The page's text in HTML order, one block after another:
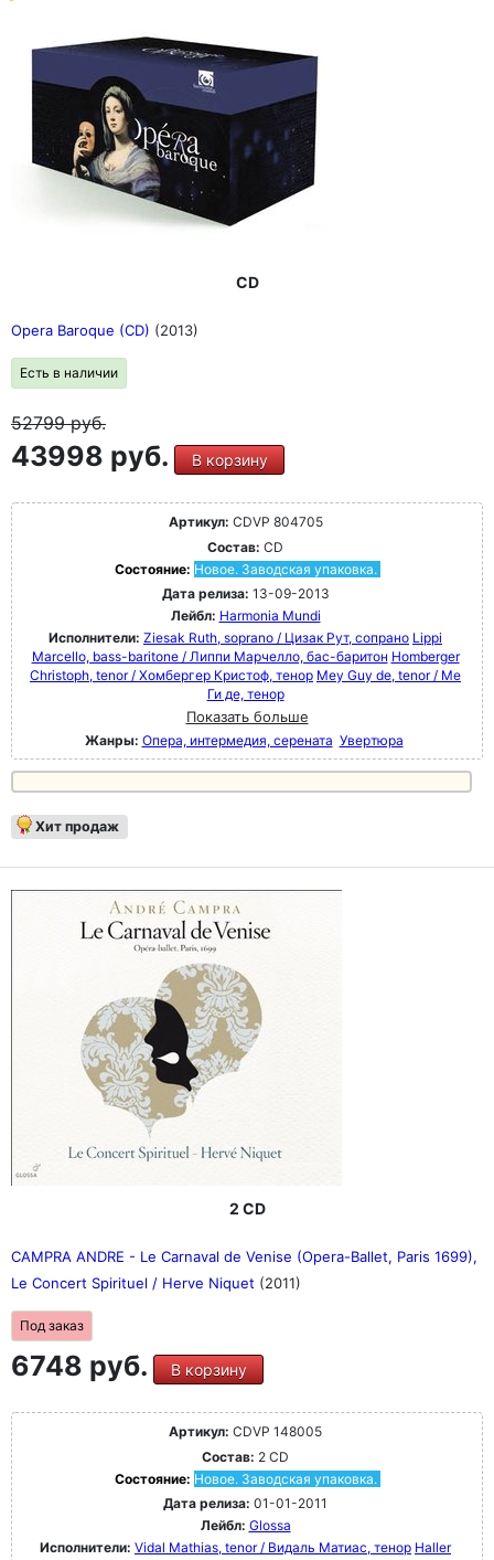
CD
Opera Baroque (CD) (2013)
Есть в наличии
52799руб.
43998 руб. В корзину
Артикул: CDVP 804705
Состав: CD
Состояние: Новое. Заводская упаковка.
Дата релиза: 13-09-2013
Лейбл: Harmonia Mundi
Исполнители: Ziesak Ruth, soprano / Цизак Рут, сопрано Lippi
Marcello, bass-baritone / Липпи Марчелло, бас-баритон Homberger
Christoph, tenor / Хомбергер Кристоф, тенор Mey Guy de, tenor / Ме
Ги де, тенор
Показать больше
Жанры: Опера, интермедия, серената Увертюра
Хит продаж
2 CD
CAMPRA ANDRE - Le Carnaval de Venise (Opera-Ballet, Paris 1699),
Le Concert Spirituel / Herve Niquet (2011)
Под заказ
6748 руб. В корзину
Артикул: CDVP 148005
Состав: 2 CD
Состояние: Новое. Заводская упаковка.
Дата релиза: 01-01-2011
Лейбл: Glossa
Исполнители: Vidal Mathias, tenor / Видаль Матиас, тенор Haller